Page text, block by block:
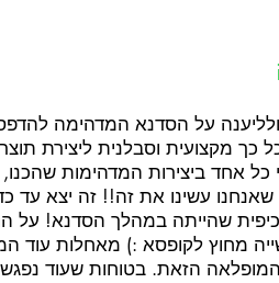
ולליענה על הסדנא המדהימה
כך מקצועית וסבלנית ליצירת
כל אחד ביצירות המדהימות
עשינו את זה!! זה יצא עד
שהייתה במהלך הסדנא! על
מחוץ לקופסא :) מאחלות עוד
הזאת. בטוחות שעוד